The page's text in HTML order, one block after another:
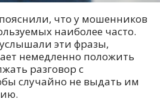
что у мошенников
наиболее часто.
эти фразы,
немедленно положить
разговор с
случайно не выдать им